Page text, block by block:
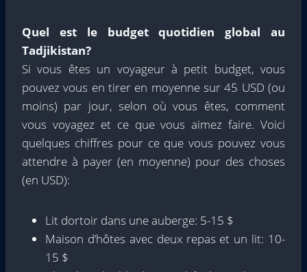
Quel est le budget quotidien global au
Tadjikistan?
Si vous êtes un voyageur à petit budget, vous
pouvez vous en tirer en moyenne sur 45 USD (ou
moins) par jour, selon où vous êtes, comment
vous voyagez et ce que vous aimez faire. Voici
quelques chiffres pour ce que vous pouvez vous
attendre à payer (en moyenne) pour des choses
(en USD):
Lit dortoir dans une auberge: 5-15 $
Maison d’hôtes avec deux repas et un lit: 10-
15 $